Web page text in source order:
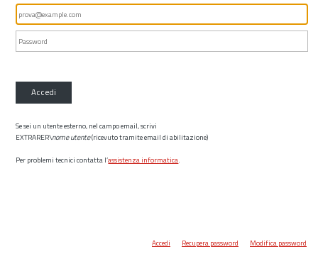
Accedi
Se sei un utente esterno, nel campo email, scrivi
EXTRARER\nome utente(ricevuto tramite email di abilitazione)
Per problemi tecnici contatta l’assistenza informatica.
Accedi Recupera password Modifica password